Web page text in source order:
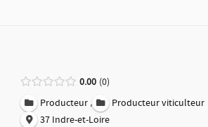
0.00 0
Producteur ,
Producteur viticulteur
37 Indre-et-Loire